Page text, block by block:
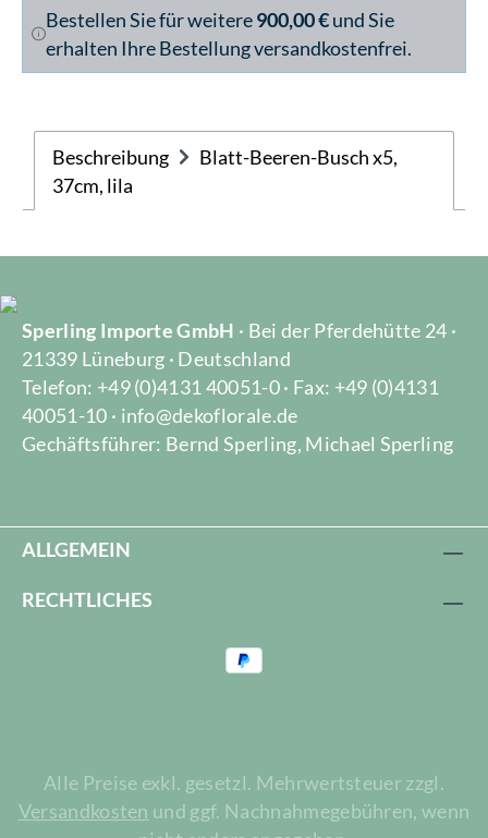
Bestellen Sie für weitere900,00 €und Sie
erhalten Ihre Bestellung versandkostenfrei.
Beschreibung
Blatt-Beeren-Busch x5,
37cm, lila
Sperling Importe GmbH · Bei der Pferdehütte 24 ·
21339 Lüneburg · Deutschland
Telefon: +49 (0)4131 40051-0 · Fax: +49 (0)4131
40051-10 · info@dekoflorale.de
Gechäftsführer: Bernd Sperling, Michael Sperling
ALLGEMEIN
RECHTLICHES
Alle Preise exkl. gesetzl. Mehrwertsteuer zzgl.
Versandkosten und ggf. Nachnahmegebühren, wenn